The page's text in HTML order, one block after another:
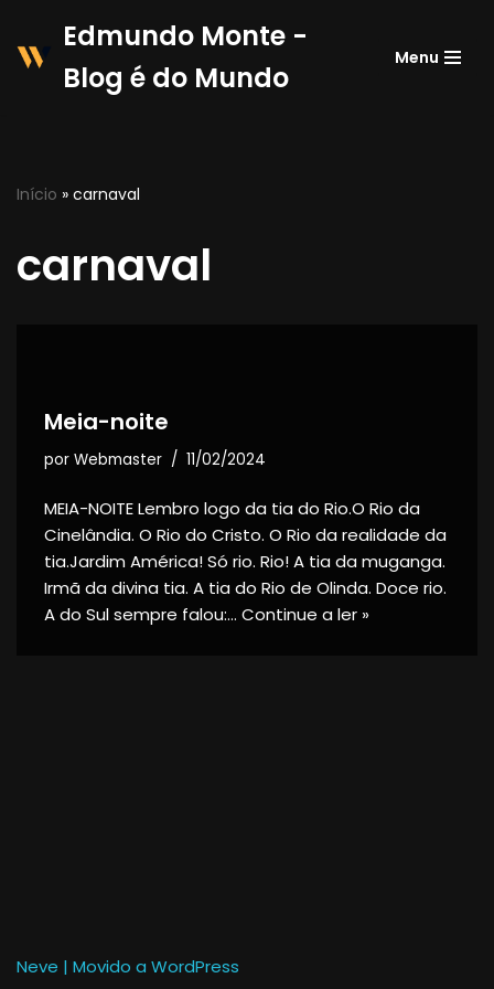
Pular
Edmundo Monte -
Blog é do Mundo
Menu
Início » carnaval
carnaval
Meia-noite
por Webmaster 11/02/2024
MEIA-NOITE Lembro logo da tia do Rio.O Rio da
Cinelândia. O Rio do Cristo. O Rio da realidade da
tia.Jardim América! Só rio. Rio! A tia da muganga.
Irmã da divina tia. A tia do Rio de Olinda. Doce rio.
A do Sul sempre falou:… Continue a ler »
Neve | Movido a WordPress